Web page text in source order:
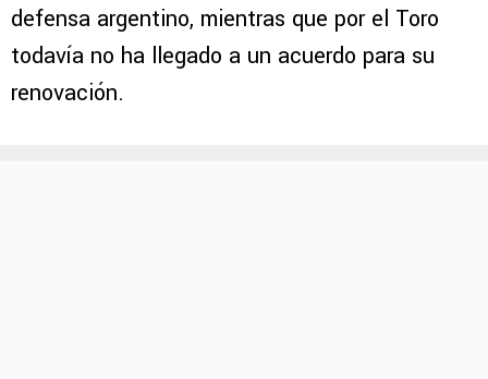
defensa argentino, mientras que por el Toro
todavía no ha llegado a un acuerdo para su
renovación.